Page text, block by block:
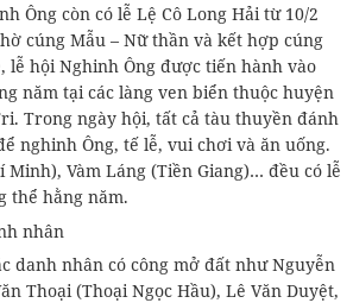
Ông còn có lễ Lệ Cô Long Hải từ 10/2
cúng Mẫu – Nữ thần và kết hợp cúng
lễ hội Nghinh Ông được tiến hành vào
năm tại các làng ven biển thuộc huyện
Trong ngày hội, tất cả tàu thuyền đánh
nghinh Ông, tế lễ, vui chơi và ăn uống.
Minh), Vàm Láng (Tiền Giang)… đều có lễ
thể hằng năm.
nhân
danh nhân có công mở đất như Nguyễn
Thoại (Thoại Ngọc Hầu), Lê Văn Duyệt,